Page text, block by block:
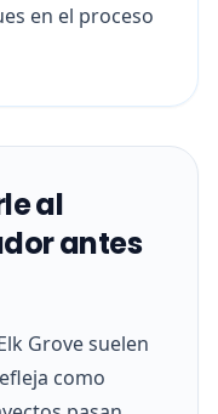
en el proceso
al
antes
Grove suelen
como